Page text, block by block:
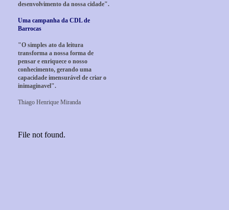
desenvolvimento da nossa cidade".
Uma campanha da CDL de
Barrocas
"O simples ato da leitura
transforma a nossa forma de
pensar e enriquece o nosso
conhecimento, gerando uma
capacidade imensurável de criar o
inimaginavel".
Thiago Henrique Miranda